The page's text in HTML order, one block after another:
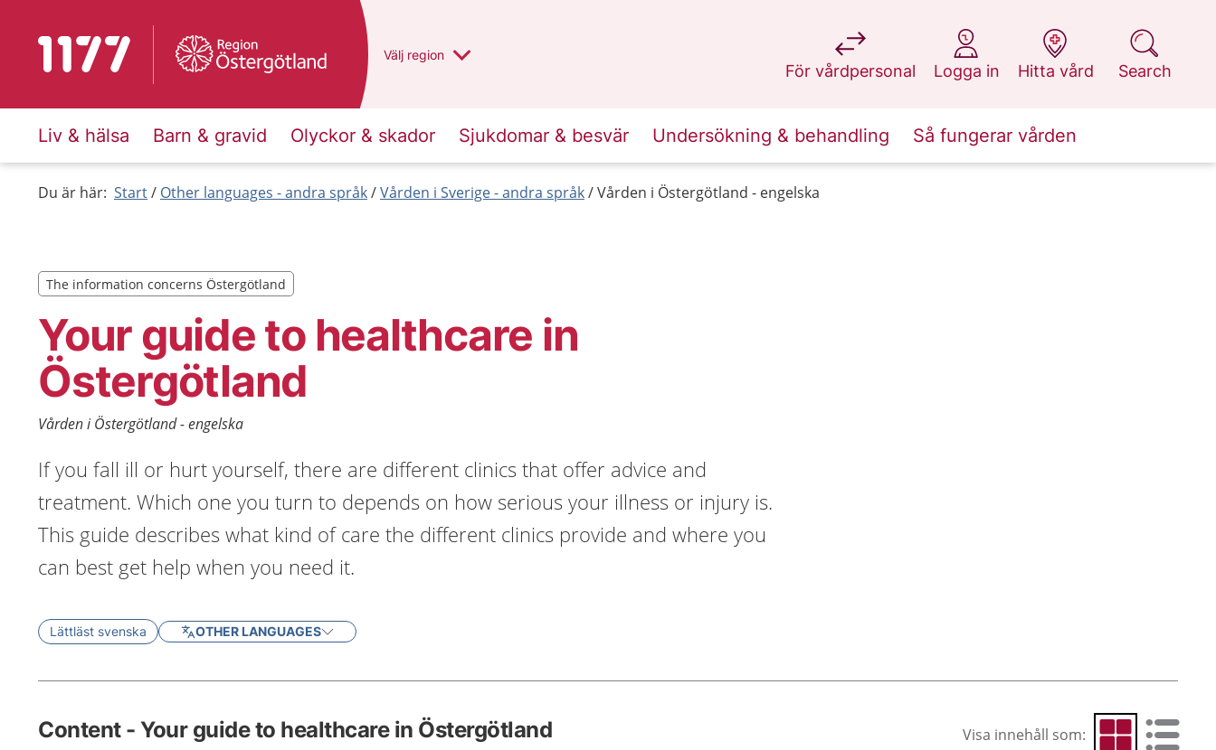
To start page for 1177 Du har valt region
Välj en annan
region
För vårdpersonal
at 1177.se
Logga in
at 1177.se
Hitta vård
at 1177.se
Search
at 1177.se
Liv & hälsa Barn & gravid Olyckor & skador Sjukdomar & besvär Undersökning & behandling Så fungerar vården
Du är här: Start Other languages - andra språk Vården i Sverige - andra språk Vården i Östergötland - engelska
Your guide to healthcare in
Östergötland
Vården i Östergötland - engelska
The information concerns Östergötland
The information concerns Östergötland
If you fall ill or hurt yourself, there are different clinics that offer advice and
treatment. Which one you turn to depends on how serious your illness or injury is.
This guide describes what kind of care the different clinics provide and where you
can best get help when you need it.
Lättläst svenska OTHER LANGUAGES
Content - Your guide to healthcare in Östergötland Visa innehåll som: Visa som rutnät
Visa som